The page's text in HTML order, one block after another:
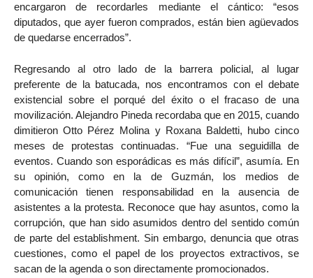
encargaron de recordarles mediante el cántico: “esos
diputados, que ayer fueron comprados, están bien agüevados
de quedarse encerrados”.
Regresando al otro lado de la barrera policial, al lugar
preferente de la batucada, nos encontramos con el debate
existencial sobre el porqué del éxito o el fracaso de una
movilización. Alejandro Pineda recordaba que en 2015, cuando
dimitieron Otto Pérez Molina y Roxana Baldetti, hubo cinco
meses de protestas continuadas. “Fue una seguidilla de
eventos. Cuando son esporádicas es más difícil”, asumía. En
su opinión, como en la de Guzmán, los medios de
comunicación tienen responsabilidad en la ausencia de
asistentes a la protesta. Reconoce que hay asuntos, como la
corrupción, que han sido asumidos dentro del sentido común
de parte del establishment. Sin embargo, denuncia que otras
cuestiones, como el papel de los proyectos extractivos, se
sacan de la agenda o son directamente promocionados.